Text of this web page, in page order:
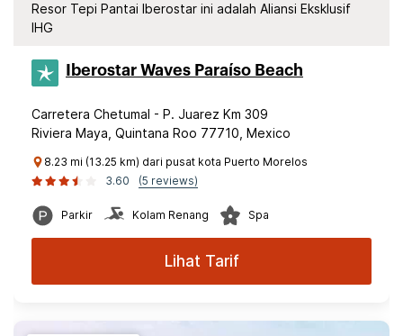
Resor Tepi Pantai Iberostar ini adalah Aliansi Eksklusif
IHG
Iberostar Waves Paraíso Beach
Carretera Chetumal - P. Juarez Km 309
Riviera Maya, Quintana Roo 77710, Mexico
8.23 mi (13.25 km) dari pusat kota Puerto Morelos
3.60
(5 reviews)
Parkir Kolam Renang Spa
Lihat Tarif